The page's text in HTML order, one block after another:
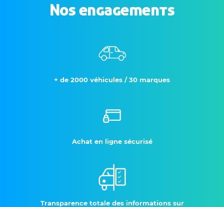
Nos engagements
+ de 2000 véhicules / 30 marques
Achat en ligne sécurisé
Transparence totale des informations sur